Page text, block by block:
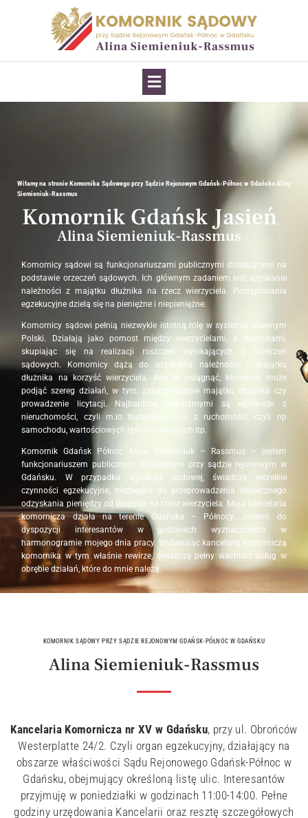
Witamy na stronie Komornika Sądowego przy Sądzie Rejonowym Gdańsk-Północ w Gdańsku Aliny
Siemieniuk-Rassmus
Komornik Gdańsk Jasień
Alina Siemieniuk-Rassmus
Komornicy sądowi są funkcjonariuszami publicznymi działającymi na
podstawie orzeczeń sądowych. Ich głównym zadaniem jest uzyskanie
należności z majątku dłużnika na rzecz wierzyciela. Postępowania
egzekucyjne dzielą się na pieniężne i niepieniężne.
Komornicy sądowi pełnią niezwykle istotną rolę w systemie prawnym
Polski. Działają jako pomost między wierzycielami, a dłużnikami,
skupiając się na realizacji roszczeń wynikających z orzeczeń
sądowych. Komornicy dążą do uzyskania należności z majątku
dłużnika na korzyść wierzyciela. Aby to osiągnąć, komornik może
podjąć szereg działań, w tym: zabezpieczanie majątku dłużnika czy
prowadzenie licytacji. Najbardziej popularnymi są egzekucje z
nieruchomości, czyli m.in budynków oraz z ruchomości, czyli np
samochodu, wartościowych rzeczy osobistych itp.
Komornik Gdańsk Północ Alina Siemieniuk – Rassmus – jestem
funkcjonariuszem publicznym działającym przy sądzie rejonowym w
Gdańsku. W przypadku egzekucji sądowej, świadczę wszelkie
czynności egzekucyjne, niezbędne do przeprowadzenia skutecznego
odzyskania pieniędzy od dłużnika na rzecz wierzyciela. Moja kancelaria
komornicza działa na terenie Gdańska – Północy. Jestem do
dyspozycji interesantów w godzinach wyznaczonych w
harmonogramie mojego dnia pracy. Wybierając kancelarię komorniczą
komornika w tym właśnie rewirze, świadczę pełny wachlarz usług w
obrębie działań, które do mnie należą.
KOMORNIK SĄDOWY PRZY SĄDZIE REJONOWYM GDAŃSK-PÓŁNOC W GDAŃSKU
Alina Siemieniuk-Rassmus
Kancelaria Komornicza nr XV w Gdańsku, przy ul. Obrońców
Westerplatte 24/2. Czyli organ egzekucyjny, działający na
obszarze właściwości Sądu Rejonowego Gdańsk-Północ w
Gdańsku, obejmujący określoną listę ulic. Interesantów
przyjmuję w poniedziałki w godzinach 11:00-14:00. Pełne
godziny urzędowania Kancelarii oraz resztę szczegółowych